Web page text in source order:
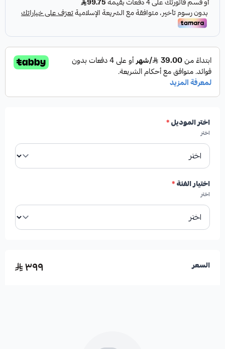
مميزات المنتج:
✓فرامل أقوى واستجابة أسرع.
✓إنتاج رماد أقل يقلل من الأوساخ.
اختر الموديل*
اختر
اختيار الفئة*
اختر
السعر ٣٩٩